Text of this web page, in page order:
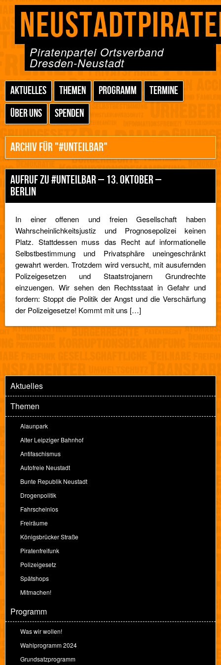
Piratenpartei Ortsverband
Dresden-Neustadt
AKTUELLES THEMEN PROGRAMM
TERMINE
ÜBER UNS
SPENDEN
ARCHIV FÜR "#UNTEILBAR"
AUFRUF ZU #UNTEILBAR – 13. OKTOBER –
BERLIN
In einer offenen und freien Gesellschaft haben
Wahrscheinlichkeitsjustiz und Prognosepolizei keinen
Platz. Stattdessen muss das Recht auf informationelle
Selbstbestimmung und Privatsphäre uneingeschränkt
gewahrt werden. Trotzdem wird versucht, mit ausufernden
Polizeigesetzen und Staatstrojanern Grundrechte
einzuengen. Wir sehen den Rechtsstaat in Gefahr und
fordern: Stoppt die Politik der Angst und die Verschärfung
der Polizeigesetze! Kommt mit uns […]
Aktuelles
Themen
Alaunpark
Alter Leipziger Bahnhof
Antifaschismus
Autofreie Neustadt
Bunte Republik Neustadt
Drogenpolitik
Fahrscheinlos
Freiräume
Königsbrücker Straße
Piratenfreifunk
Polizeigesetz
Spätshops
Mitmachen!
Programm
Was wir wollen!
Wahlprogramm 2024
Grundsatzprogramm